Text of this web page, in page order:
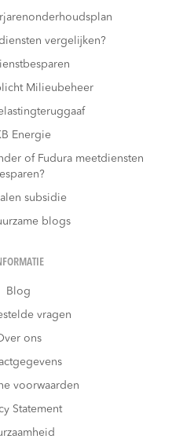
vergelijken?
Milieubeheer
Energie
of Fudura meetdiensten
subsidie
blogs
Blog
vragen
ons
voorwaarden
Statement